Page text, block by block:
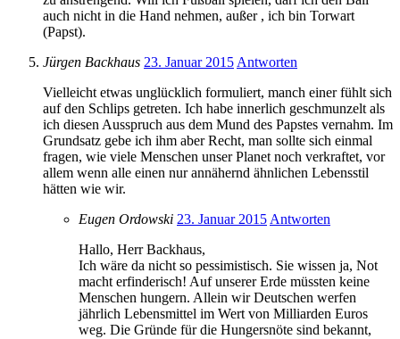
auch nicht in die Hand nehmen, außer , ich bin Torwart
(Papst).
Jürgen Backhaus 23. Januar 2015 Antworten
Vielleicht etwas unglücklich formuliert, manch einer fühlt sich
auf den Schlips getreten. Ich habe innerlich geschmunzelt als
ich diesen Ausspruch aus dem Mund des Papstes vernahm. Im
Grundsatz gebe ich ihm aber Recht, man sollte sich einmal
fragen, wie viele Menschen unser Planet noch verkraftet, vor
allem wenn alle einen nur annähernd ähnlichen Lebensstil
hätten wie wir.
Eugen Ordowski 23. Januar 2015 Antworten
Hallo, Herr Backhaus,
Ich wäre da nicht so pessimistisch. Sie wissen ja, Not
macht erfinderisch! Auf unserer Erde müssten keine
Menschen hungern. Allein wir Deutschen werfen
jährlich Lebensmittel im Wert von Milliarden Euros
weg. Die Gründe für die Hungersnöte sind bekannt,